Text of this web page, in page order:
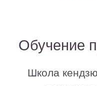
Обучение
Школа